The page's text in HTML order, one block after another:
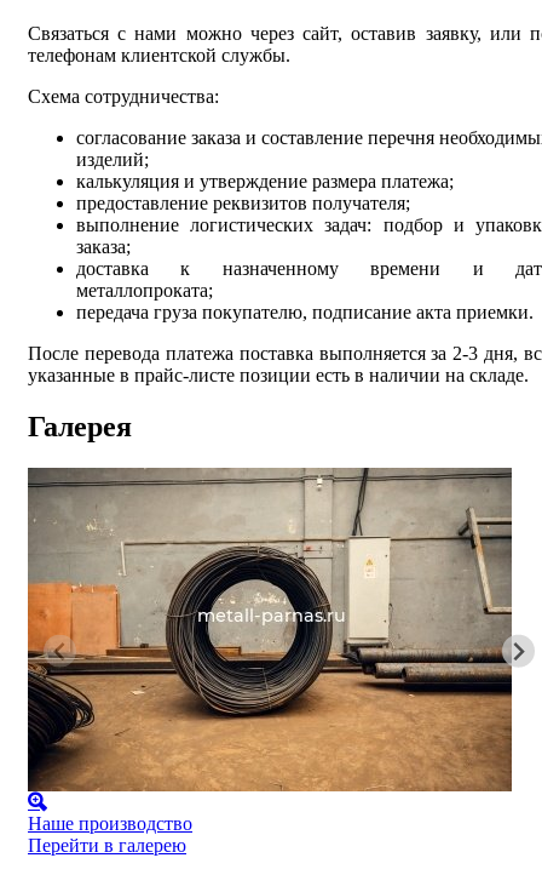
Связаться с нами можно через сайт, оставив заявку, или
телефонам клиентской службы.
Схема сотрудничества:
согласование заказа и составление перечня
изделий;
калькуляция и утверждение размера платежа;
предоставление реквизитов получателя;
выполнение логистических задач: подбор и
заказа;
доставка к назначенному времени и
металлопроката;
передача груза покупателю, подписание акта приемки.
После перевода платежа поставка выполняется за 2-3 дня,
указанные в прайс-листе позиции есть в наличии на складе.
Галерея
Наше производство
Перейти в галерею